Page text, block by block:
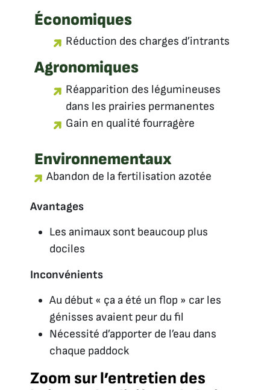
Économiques
Réduction des charges d’intrants
Agronomiques
Réapparition des légumineuses
dans les prairies permanentes
Gain en qualité fourragère
Environnementaux
Abandon de la fertilisation azotée
Avantages
Les animaux sont beaucoup plus
dociles
Inconvénients
Au début « ça a été un flop » car les
génisses avaient peur du fil
Nécessité d’apporter de l’eau dans
chaque paddock
Zoom sur l’entretien des